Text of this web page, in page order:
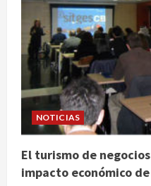
NOTICIAS
El turismo de
impacto económico